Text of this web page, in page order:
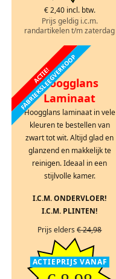
€ 2,40 incl. btw.
Prijs geldig i.c.m.
randartikelen t/m zaterdag
ACTIE!
FABRIEKSLEEGVERKOOP
Hoogglans
Laminaat
Hoogglans laminaat in vele
kleuren te bestellen van
zwart tot wit. Altijd glad en
glanzend en makkelijk te
reinigen. Ideaal in een
stijlvolle kamer.
I.C.M. ONDERVLOER!
I.C.M. PLINTEN!
Prijs elders€ 24,98
ACTIEPRIJS VANAF